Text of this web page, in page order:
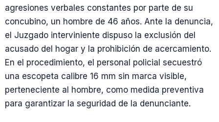
agresiones verbales constantes por parte de su
concubino, un hombre de 46 años. Ante la denuncia,
el Juzgado interviniente dispuso la exclusión del
acusado del hogar y la prohibición de acercamiento.
En el procedimiento, el personal policial secuestró
una escopeta calibre 16 mm sin marca visible,
perteneciente al hombre, como medida preventiva
para garantizar la seguridad de la denunciante.